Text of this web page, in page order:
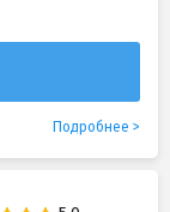
Подробнее